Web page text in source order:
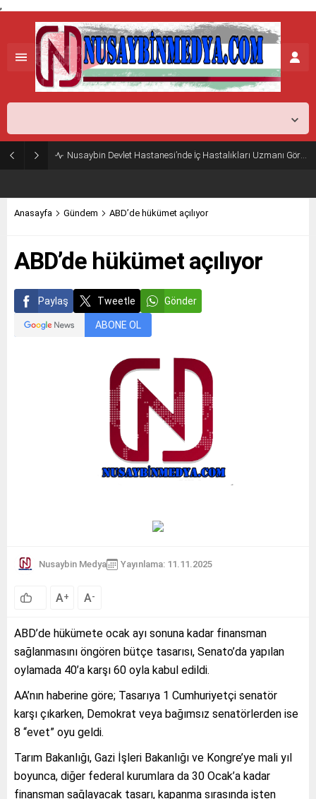
,
Nusaybin Devlet Hastanesi’nde İç Hastalıkları Uzmanı Göreve Başladı
Anasayfa Gündem ABD’de hükümet açılıyor
ABD’de hükümet açılıyor
Paylaş Tweetle Gönder
ABONE OL
Nusaybin Medya Yayınlama: 11.11.2025
A+ A-
ABD’de hükümete ocak ayı sonuna kadar finansman
sağlanmasını öngören bütçe tasarısı, Senato’da yapılan
oylamada 40’a karşı 60 oyla kabul edildi.
AA’nın haberine göre; Tasarıya 1 Cumhuriyetçi senatör
karşı çıkarken, Demokrat veya bağımsız senatörlerden ise
8 “evet” oyu geldi.
Tarım Bakanlığı, Gazi İşleri Bakanlığı ve Kongre’ye mali yıl
boyunca, diğer federal kurumlara da 30 Ocak’a kadar
finansman sağlayacak tasarı, kapanma sırasında işten